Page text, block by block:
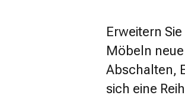
Erweitern
Möbeln
Abschalten,
sich eine